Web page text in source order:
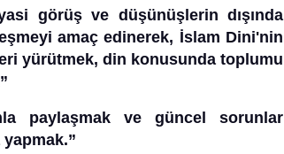
görüş ve düşünüşlerin dışında
amaç edinerek, İslam Dini'nin
yürütmek, din konusunda toplumu
paylaşmak ve güncel sorunlar
yapmak.”